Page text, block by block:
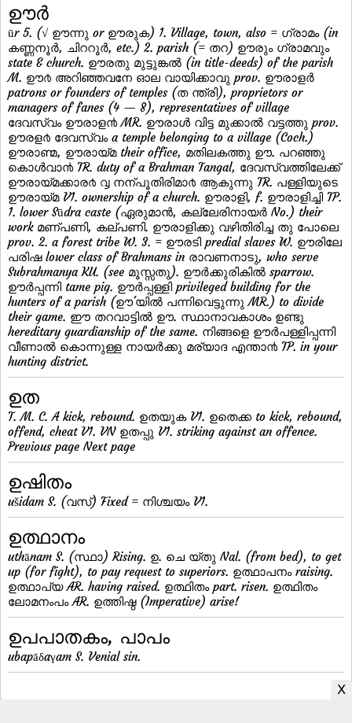
ഊര്‍
ūr 5. (√ ഊന്നു or ഊരുക) 1. Village, town, also = ഗ്രാമം (in
കണ്ണനൂര്‍, ചിററൂര്‍, etc.) 2. parish (= തറ) ഊരും ഗ്രാമവും
state & church. ഊരതു മുട്ടുങ്കല്‍ (in title-deeds) of the parish
M. ഊ൪ അറിഞ്ഞവനേ ഓല വായിക്കാവു prov. ഊരാളര്‍
patrons or founders of temples (ത ന്ത്രി), proprietors or
managers of fanes (4 — 8), representatives of village
ദേവസ്വം ഊരാള൯ MR. ഊരാള്‍ വിട്ട മുക്കാല്‍ വട്ടത്തു prov.
ഊരള൪ ദേവസ്വം a temple belonging to a village (Coch.)
ഊരാണ്മ, ഊരായ്മ their office, മതിലകത്തു ഊ. പറഞ്ഞു
കൊള്‍വാ൯ TR. duty of a Brahman Tangal, ദേവസ്വത്തിലേക്ക്
ഊരായ്മക്കാര൪ ൮ നന്പൂതിരിമാ൪ ആകുന്നു TR. പള്ളിയുടെ
ഊരായ്മ V1. ownership of a church. ഊരാളി, f. ഊരാളിച്ചി TP.
1. lower Sūdra caste (ഏരുമാന്‍, കല്ലേരിനായര്‍ No.) their
work മണ്പണി, കല്പണി. ഊരാളിക്കു വഴിതിരിച്ച തു പോലെ
prov. 2. a forest tribe W. 3. = ഊരടി predial slaves W. ഊരിലേ
പരിഷ lower class of Brahmans in രാവണനാടു, who serve
Subrahmanya KU. (see മൂസ്സതു). ഊര്‍ക്കുരികില്‍ sparrow.
ഊര്‍പ്പന്നി tame pig. ഊര്‍പ്പള്ളി privileged building for the
hunters of a parish (ഊ'യില്‍ പന്നിവെട്ടുന്നു MR.) to divide
their game. ഈ തറവാട്ടില്‍ ഊ. സ്ഥാനാവകാശം ഉണ്ടു
hereditary guardianship of the same. നിങ്ങളെ ഊര്‍പള്ളിപ്പന്നി
വീണാല്‍ കൊന്നുള്ള നായര്‍ക്കു മര്യാദ എന്താ൯ TP. in your
hunting district.
ഉത
T. M. C. A kick, rebound. ഉതയുക V1. ഉതെക്ക to kick, rebound,
offend, cheat V1. VN ഉതപ്പു V1. striking against an offence.
Previous page Next page
ഉഷിതം
ušidam S. (വസ്) Fixed = നിശ്ചയം V1.
ഉത്ഥാനം
uthānam S. (സ്ഥാ) Rising. ഉ. ചെ യ്തു Nal. (from bed), to get
up (for fight), to pay request to superiors. ഉത്ഥാപനം raising.
ഉത്ഥാപ്യ AR. having raised. ഉത്ഥിതം part. risen. ഉത്ഥിതം
ലോമനംപം AR. ഉത്തിഷ്ഠ (Imperative) arise!
ഉപപാതകം, പാപം
ubapāδaγam S. Venial sin.